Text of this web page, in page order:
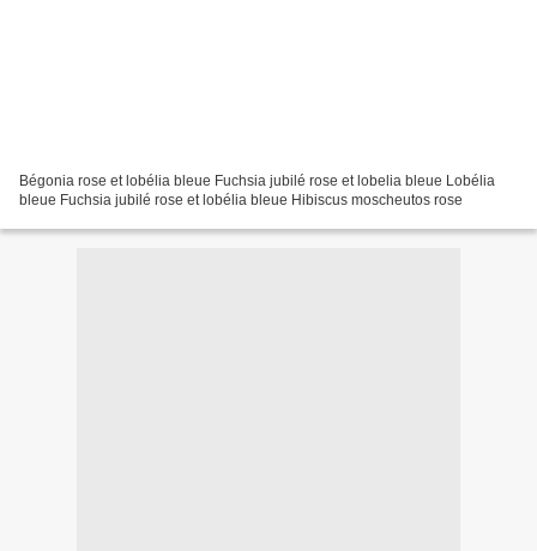
Bégonia rose et lobélia bleue Fuchsia jubilé rose et lobelia bleue Lobélia
bleue Fuchsia jubilé rose et lobélia bleue Hibiscus moscheutos rose